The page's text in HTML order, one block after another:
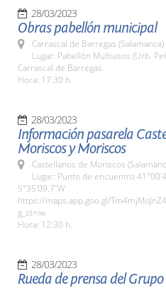
28/03/2023
Obras pabellón municipal
Carrascal de Barregas (Salamanca)
Lugar: Pabellón Multiusos (Urb.
Carrascal de Barregas
Hora: 17:30 h.
28/03/2023
Información pasarela
Moriscos y Moriscos
Castellanos de Moriscos
Lugar: Punto de encuentro
5°35'09.7"W
https://maps.app.goo.gl/
g_st=iw
Hora: 12:30 h.
28/03/2023
Rueda de prensa del